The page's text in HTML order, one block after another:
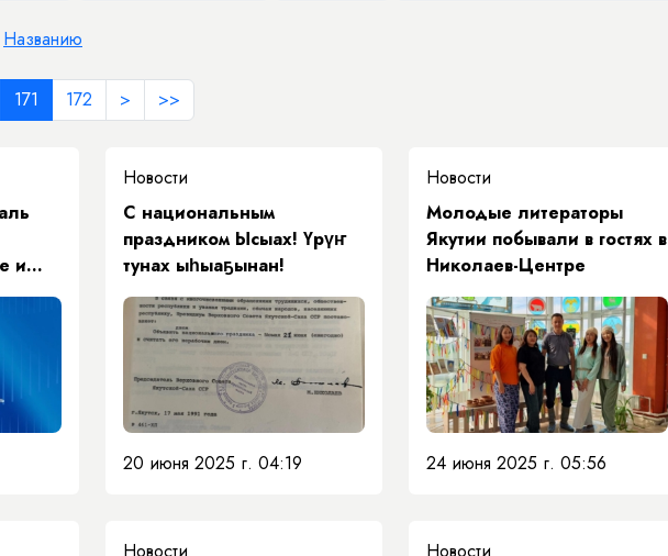
Названию
171 172 > >>
и
Новости
С национальным
праздником Ысыах! Үрүҥ
тунах ыһыаҕынан!
20 июня 2025 г. 04:19
Новости
Молодые литераторы
Якутии побывали в гостях в
Николаев-Центре
24 июня 2025 г. 05:56
Новости
Новости